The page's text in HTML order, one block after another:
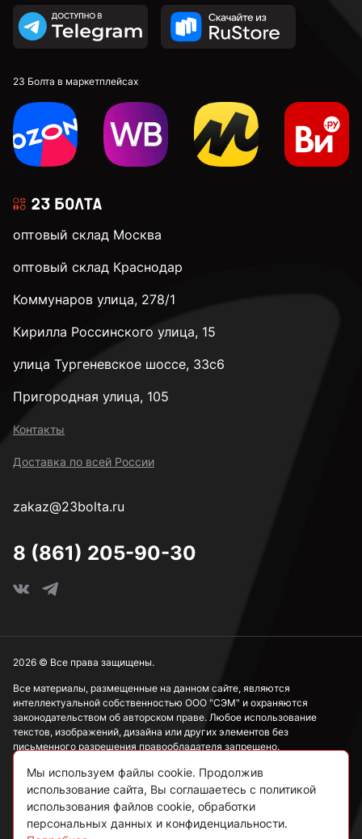
2,8 мм
2,9 мм
3 мм
3,3 мм
3,4 мм
3,8 мм
4 мм
4,2 мм
23 Болта в маркетплейсах
оптовый склад Москва
оптовый склад Краснодар
Коммунаров улица, 278/1
Кирилла Россинского улица, 15
улица Тургеневское шоссе, 33с6
Пригородная улица, 105
Контакты
Доставка по всей России
zakaz@23bolta.ru
8 (861) 205-90-30
Все материалы, размещенные на данном сайте, являются
интеллектуальной собственностью ООО "СЭМ" и охраняются
законодательством об авторском праве. Любое использование
текстов, изображений, дизайна или других элементов без
письменного разрешения правообладателя запрещено.
Информация, представленная на сайте, носит исключительно
ознакомительный характер и не может рассматриваться как
публичная оферта в соответствии со ст. 437 ГК РФ.
2026 © Все права защищены.
Мы используем файлы cookie. Продолжив
использование сайта, Вы соглашаетесь с политикой
использования файлов cookie, обработки
персональных данных и конфиденциальности.